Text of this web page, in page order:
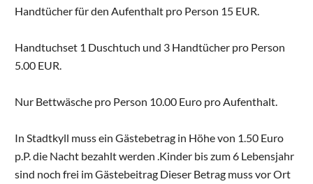
Handtücher für den Aufenthalt pro Person 15 EUR.
Handtuchset 1 Duschtuch und 3 Handtücher pro Person
5.00 EUR.
Nur Bettwäsche pro Person 10.00 Euro pro Aufenthalt.
In Stadtkyll muss ein Gästebetrag in Höhe von 1.50 Euro
p.P. die Nacht bezahlt werden .Kinder bis zum 6 Lebensjahr
sind noch frei im Gästebeitrag Dieser Betrag muss vor Ort